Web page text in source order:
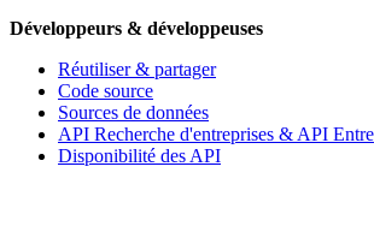
Développeurs & développeuses
Réutiliser & partager
Code source
Sources de données
API Recherche d'entreprises & API
Disponibilité des API